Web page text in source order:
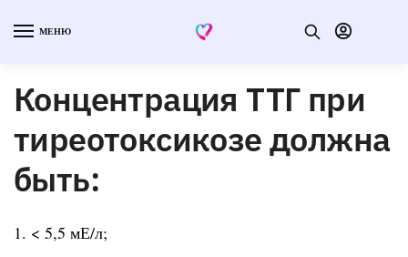
МЕНЮ
Концентрация ТТГ при
тиреотоксикозе должна
быть:
1. < 5,5 мЕ/л;